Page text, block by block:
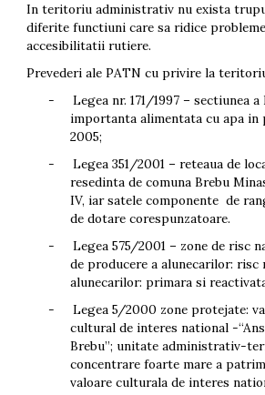
In teritoriu administrativ nu exista
diferite functiuni care sa ridice
accesibilitatii rutiere.
Prevederi ale PATN cu privire la
-
Legea nr. 171/1997 – sectiunea
importanta alimentata cu apa in
2005;
-
Legea 351/2001 – reteaua de
resedinta de comuna Brebu
IV, iar satele componente de
de dotare corespunzatoare.
-
Legea 575/2001 – zone de risc
de producere a alunecarilor:
alunecarilor: primara si
-
Legea 5/2000 zone protejate:
cultural de interes national -
Brebu”; unitate administrativ-
concentrare foarte mare a
valoare culturala de interes